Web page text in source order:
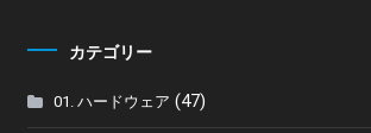
カテゴリー
01. ハードウェア (47)